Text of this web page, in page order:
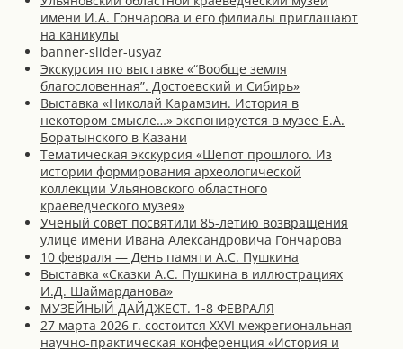
имени И.А. Гончарова и его филиалы приглашают
на каникулы
banner-slider-usyaz
Экскурсия по выставке «“Вообще земля
благословенная”. Достоевский и Сибирь»
Выставка «Николай Карамзин. История в
некотором смысле…» экспонируется в музее Е.А.
Боратынского в Казани
Тематическая экскурсия «Шепот прошлого. Из
истории формирования археологической
коллекции Ульяновского областного
краеведческого музея»
Ученый совет посвятили 85-летию возвращения
улице имени Ивана Александровича Гончарова
10 февраля — День памяти А.С. Пушкина
Выставка «Сказки А.С. Пушкина в иллюстрациях
И.Д. Шаймарданова»
МУЗЕЙНЫЙ ДАЙДЖЕСТ. 1-8 ФЕВРАЛЯ
27 марта 2026 г. состоится XXVI межрегиональная
научно-практическая конференция «История и